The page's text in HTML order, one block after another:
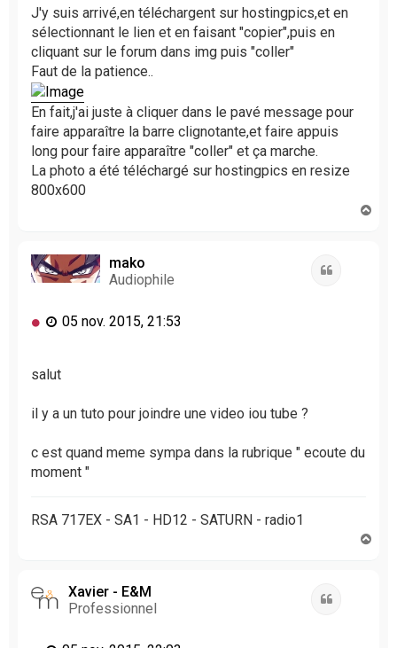
s
a
g
e
n
o
n
l
u
J'y suis arrivé,en téléchargent sur hostingpics,et en
sélectionnant le lien et en faisant "copier",puis en
cliquant sur le forum dans img puis "coller"
Faut de la patience..
En fait,j'ai juste à cliquer dans le pavé message pour
faire apparaître la barre clignotante,et faire appuis
long pour faire apparaître "coller" et ça marche.
La photo a été téléchargé sur hostingpics en resize
800x600
mako
Audiophile
M
s
e
o
n
05 nov. 2015, 21:53
salut
il y a un tuto pour joindre une video iou tube ?
c est quand meme sympa dans la rubrique " ecoute du
moment "
RSA 717EX - SA1 - HD12 - SATURN - radio1
Xavier - E&M
Professionnel